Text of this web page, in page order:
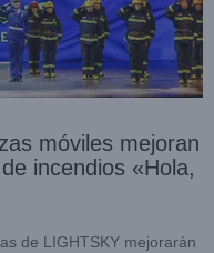
móviles mejoran
incendios «Hola,
de LIGHTSKY mejorarán